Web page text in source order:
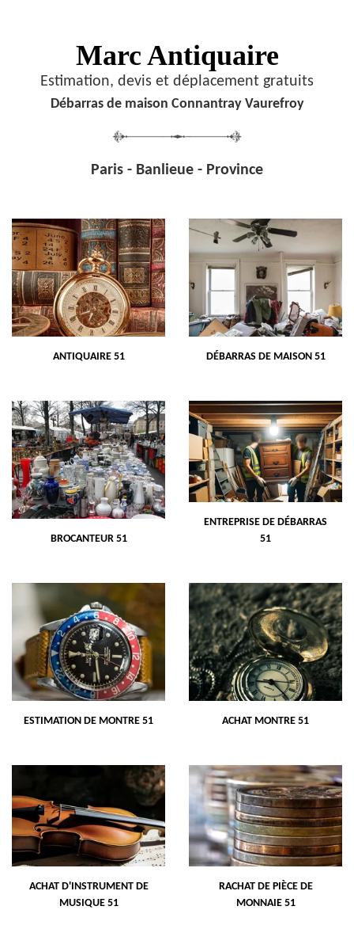
Marc Antiquaire
Estimation, devis et déplacement gratuits
Débarras de maison Connantray Vaurefroy
Paris - Banlieue - Province
ANTIQUAIRE 51 DÉBARRAS DE MAISON 51
BROCANTEUR 51
ENTREPRISE DE DÉBARRAS
51
ESTIMATION DE MONTRE 51 ACHAT MONTRE 51
ACHAT D'INSTRUMENT DE
MUSIQUE 51
RACHAT DE PIÈCE DE
MONNAIE 51